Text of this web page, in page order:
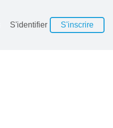
S'identifier S'inscrire